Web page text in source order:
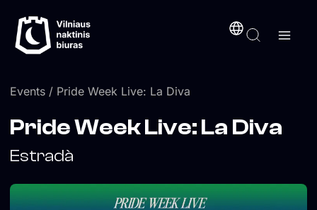
content
Events / Pride Week Live: La Diva
Pride Week Live: La Diva
Estradà